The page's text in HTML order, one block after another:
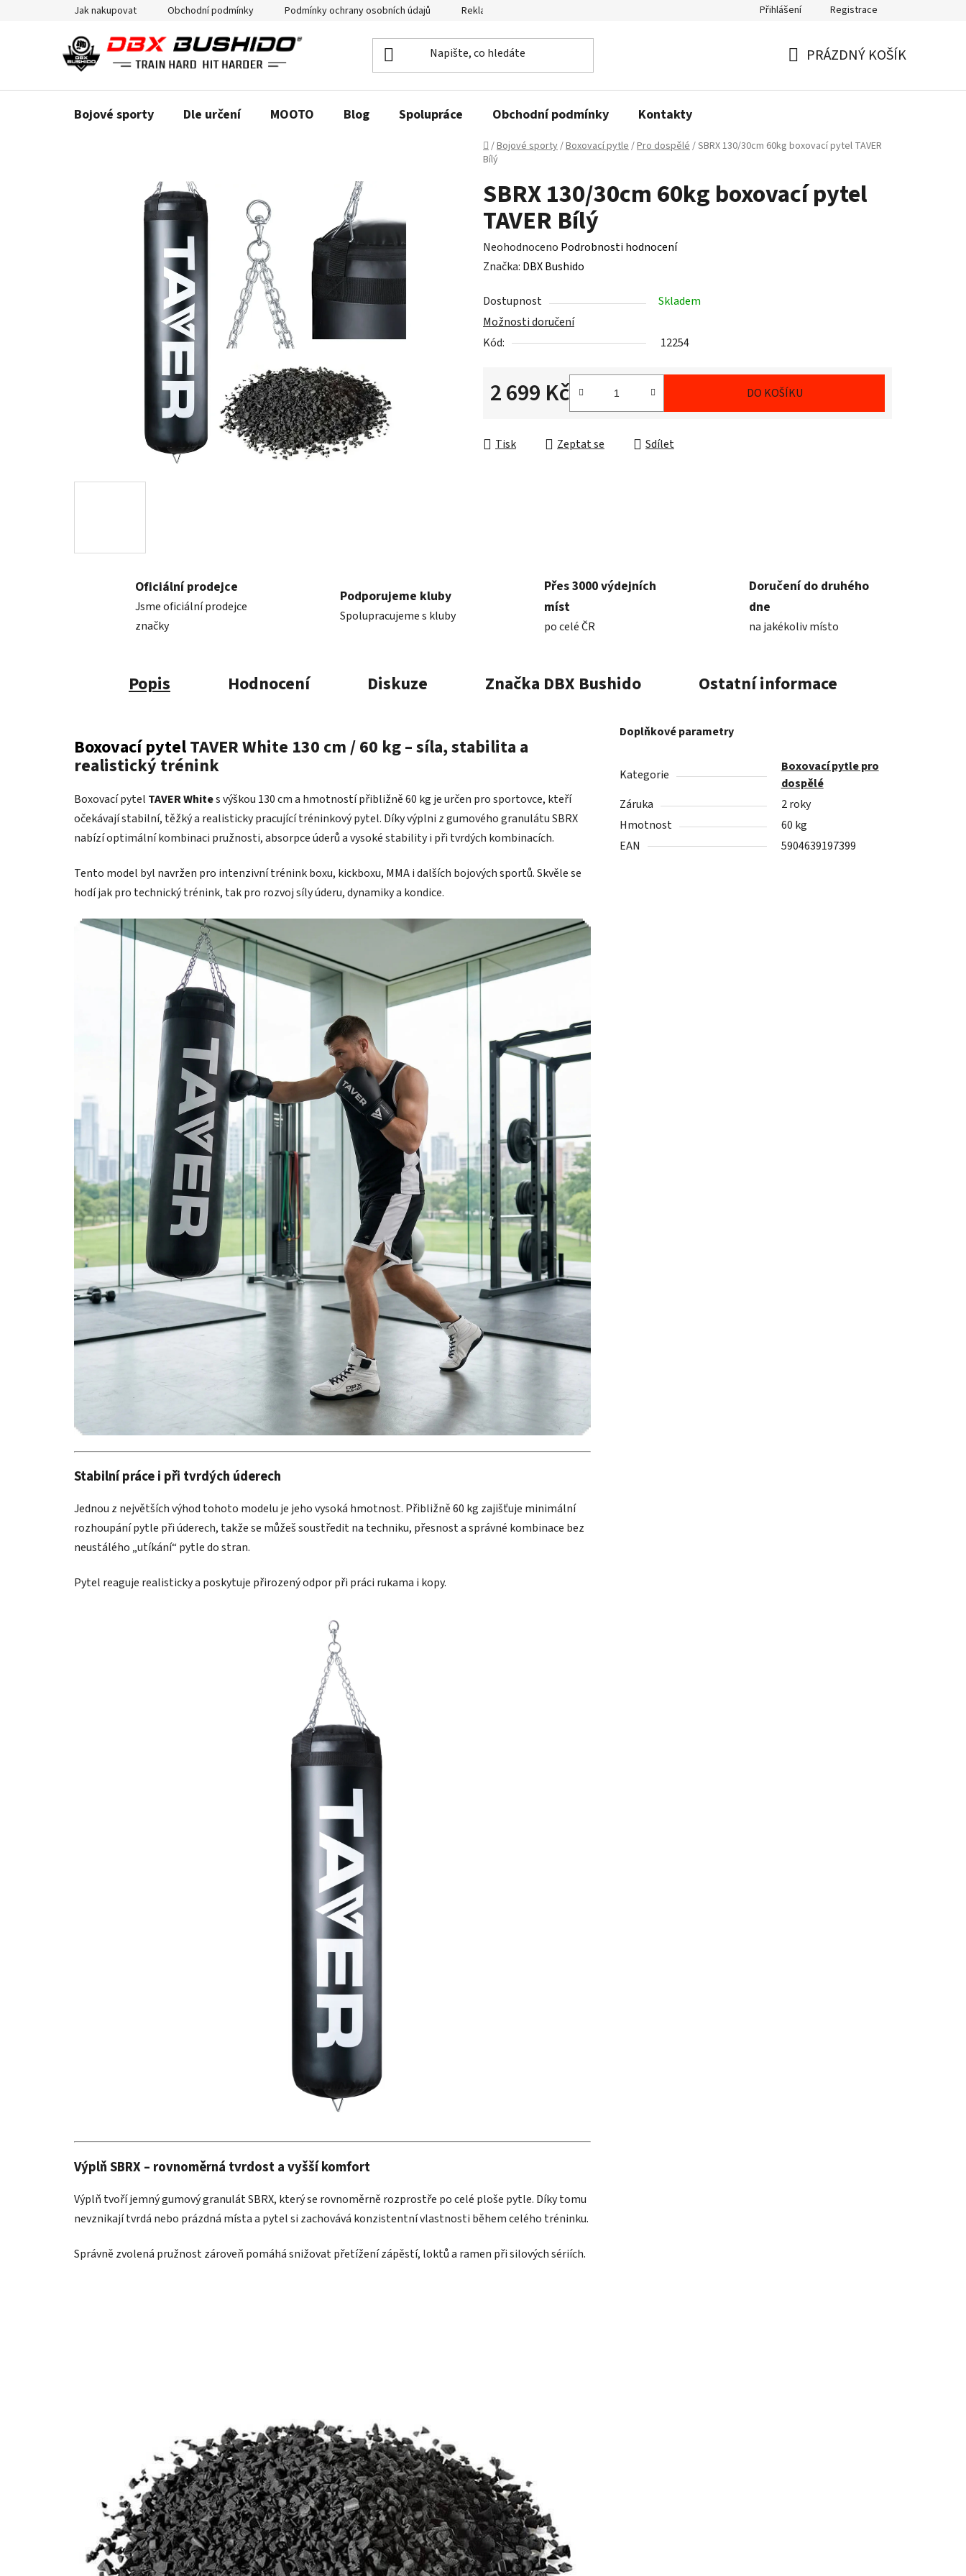
Jak nakupovat Obchodní podmínky Podmínky ochrany osobních údajů Reklamační řád a odstoupení od smlouvy Politika používání cookiesPřihlášení Registrace
PRÁZDNÝ KOŠÍK
Bojové sporty Dle určení MOOTO Blog Spolupráce Obchodní podmínky Kontakty
Domů
/Bojové sporty/Boxovací pytle/Pro dospělé/SBRX 130/30cm 60kg boxovací pytel TAVER
Bílý
SBRX 130/30cm 60kg boxovací pytel
TAVER Bílý
Průměrné
hodnocení
je
0,0
z
hvězdiček.
Neohodnoceno Podrobnosti hodnocení
Značka: DBX Bushido
Dostupnost
Skladem
Možnosti doručení
Kód:
12254
2 699 Kč DO KOŠÍKU
Tisk Zeptat se Sdílet
Oficiální prodejce
Jsme oficiální prodejce
značky
Podporujeme kluby
Spolupracujeme s kluby
Přes 3000 výdejních
míst
po celé ČR
Doručení do druhého
dne
na jakékoliv místo
Popis Hodnocení Diskuze Značka DBX Bushido Ostatní informace
Boxovací pytelTAVER White 130 cm / 60 kg – síla, stabilita a
realistický trénink
Boxovací pytel TAVER Whites výškou 130 cm a hmotností přibližně 60 kg je určen pro sportovce, kteří
očekávají stabilní, těžký a realisticky pracující tréninkový pytel. Díky výplni z gumového granulátu SBRX
nabízí optimální kombinaci pružnosti, absorpce úderů a vysoké stability i při tvrdých kombinacích.
Tento model byl navržen pro intenzivní trénink boxu, kickboxu, MMA i dalších bojových sportů. Skvěle se
hodí jak pro technický trénink, tak pro rozvoj síly úderu, dynamiky a kondice.
Stabilní práce i při tvrdých úderech
Jednou z největších výhod tohoto modelu je jeho vysoká hmotnost. Přibližně 60 kg zajišťuje minimální
rozhoupání pytle při úderech, takže se můžeš soustředit na techniku, přesnost a správné kombinace bez
neustálého „utíkání“ pytle do stran.
Pytel reaguje realisticky a poskytuje přirozený odpor při práci rukama i kopy.
Výplň SBRX – rovnoměrná tvrdost a vyšší komfort
Výplň tvoří jemný gumový granulát SBRX, který se rovnoměrně rozprostře po celé ploše pytle. Díky tomu
nevznikají tvrdá nebo prázdná místa a pytel si zachovává konzistentní vlastnosti během celého tréninku.
Správně zvolená pružnost zároveň pomáhá snižovat přetížení zápěstí, loktů a ramen při silových sériích.
Doplňkové parametry
Kategorie
Boxovací pytle pro
dospělé
Záruka
2 roky
Hmotnost
60 kg
EAN
5904639197399